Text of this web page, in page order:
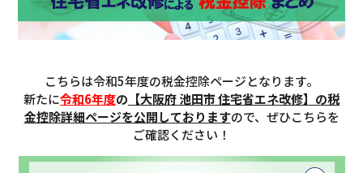
こちらは令和5年度の税金控除ページとなります。
新たに令和6年度の 【大阪府 池田市 住宅省エネ改修】の税
金控除詳細ページを公開しておりますので、ぜひこちらを
ご確認ください！